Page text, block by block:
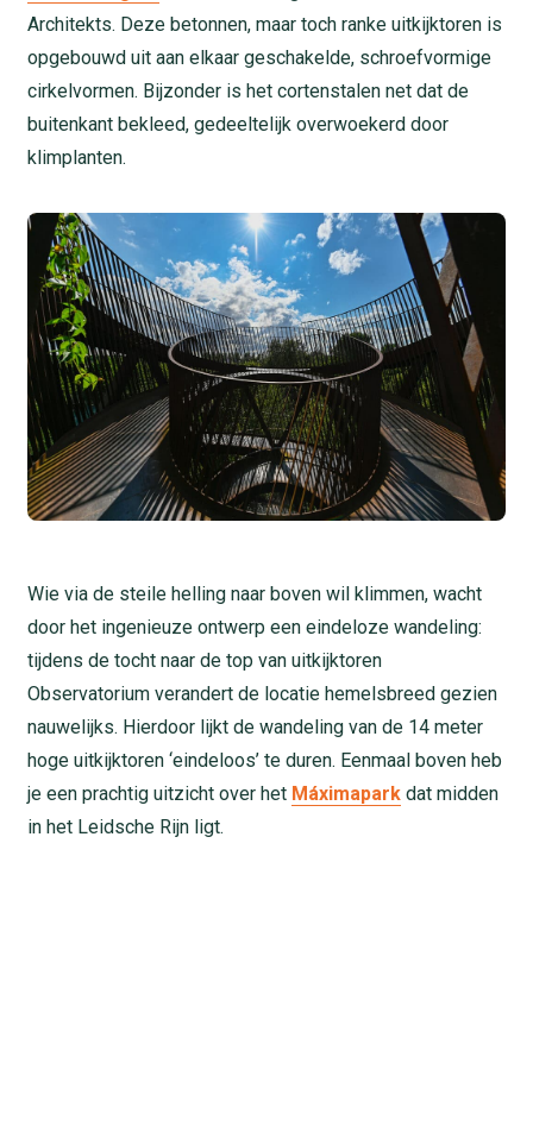
Architekts. Deze betonnen, maar toch ranke uitkijktoren is
opgebouwd uit aan elkaar geschakelde, schroefvormige
cirkelvormen. Bijzonder is het cortenstalen net dat de
buitenkant bekleed, gedeeltelijk overwoekerd door
klimplanten.
Wie via de steile helling naar boven wil klimmen, wacht
door het ingenieuze ontwerp een eindeloze wandeling:
tijdens de tocht naar de top van uitkijktoren
Observatorium verandert de locatie hemelsbreed gezien
nauwelijks. Hierdoor lijkt de wandeling van de 14 meter
hoge uitkijktoren ‘eindeloos’ te duren. Eenmaal boven heb
je een prachtig uitzicht over het Máximapark dat midden
in het Leidsche Rijn ligt.